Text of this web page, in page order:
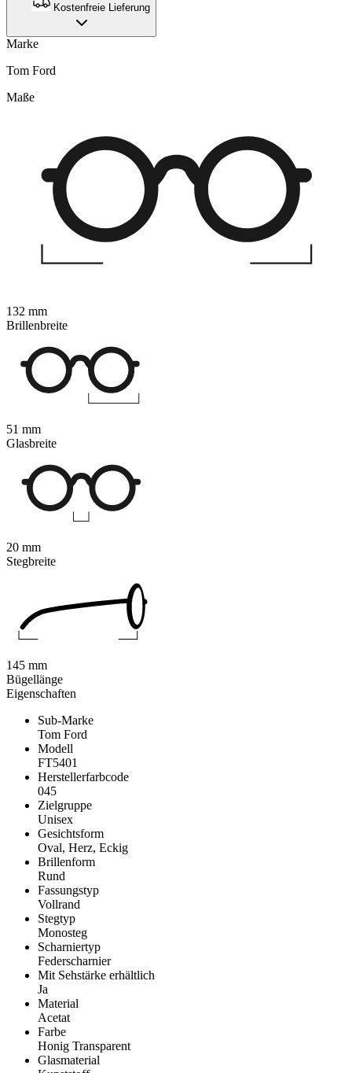
Kostenfreie Lieferung
Marke
Tom Ford
Eigenschaften
Sub-Marke
Tom Ford
Modell
FT5401
Herstellerfarbcode
045
Zielgruppe
Unisex
Gesichtsform
Oval, Herz, Eckig
Brillenform
Rund
Fassungstyp
Vollrand
Stegtyp
Monosteg
Scharniertyp
Federscharnier
Mit Sehstärke erhältlich
Ja
Material
Acetat
Farbe
Honig Transparent
Glasmaterial
Maße
132 mm
Brillenbreite
51 mm
Glasbreite
20 mm
Stegbreite
145 mm
Bügellänge